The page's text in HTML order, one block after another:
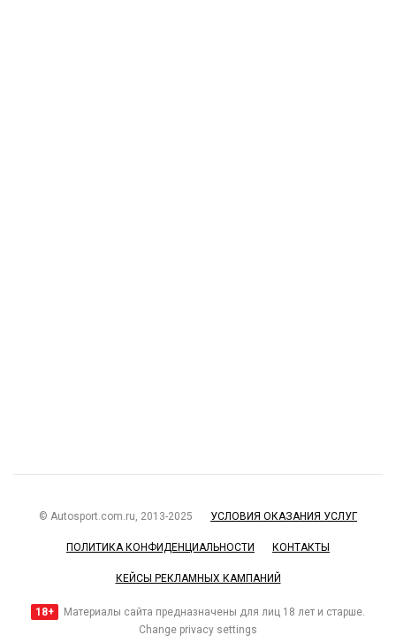
© Autosport.com.ru, 2013-2025 УСЛОВИЯ ОКАЗАНИЯ УСЛУГ
ПОЛИТИКА КОНФИДЕНЦИАЛЬНОСТИ КОНТАКТЫ
КЕЙСЫ РЕКЛАМНЫХ КАМПАНИЙ
18+
Материалы сайта предназначены для лиц 18 лет и старше.
Change privacy settings